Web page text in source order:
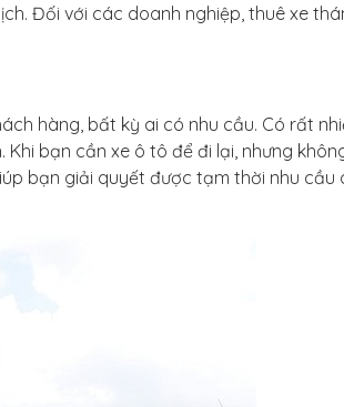
Đối với các doanh nghiệp, thuê xe
hàng, bất kỳ ai có nhu cầu. Có rất
bạn cần xe ô tô để đi lại, nhưng
bạn giải quyết được tạm thời nhu cầu